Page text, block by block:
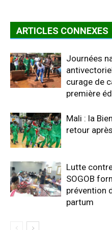
ARTICLES CONNEXES
Journées
curage de
première
Mali : la
retour
Lutte
SOGOB
prévention
partum